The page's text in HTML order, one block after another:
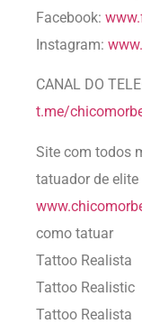
Facebook:
Instagram:
CANAL DO
t.me/
Site com todos
tatuador de elite
como tatuar
Tattoo Realista
Tattoo Realistic
Tattoo Realista